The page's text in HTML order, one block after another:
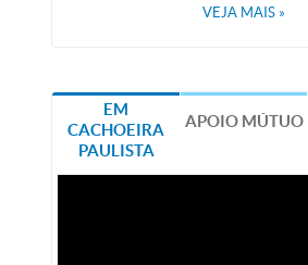
VEJA MAIS »
EM
CACHOEIRA
PAULISTA
APOIO MÚTUO